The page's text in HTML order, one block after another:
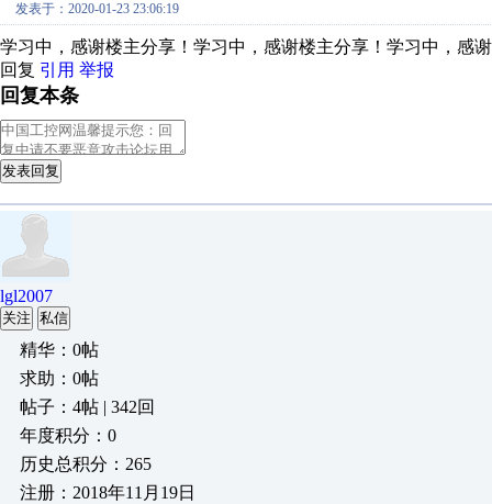
发表于：2020-01-23 23:06:19
学习中，感谢楼主分享！学习中，感谢楼主分享！学习中，感
回复 引用 举报
回复本条
发表回复
lgl2007
关注 私信
精华：0帖
求助：0帖
帖子：4帖 | 342回
年度积分：0
历史总积分：265
注册：2018年11月19日